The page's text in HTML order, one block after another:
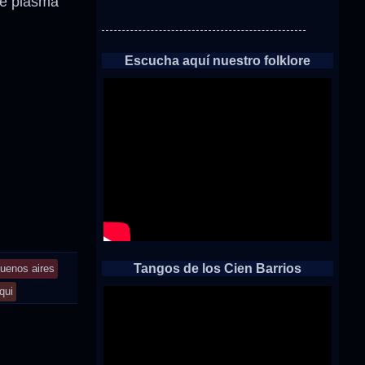
aires
Escucha aquí nuestro folklore
Tangos de los Cien Barrios